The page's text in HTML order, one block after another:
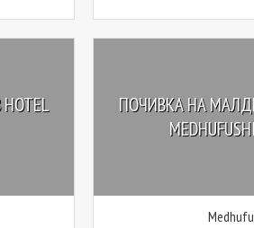
ПОЧИВКА НА